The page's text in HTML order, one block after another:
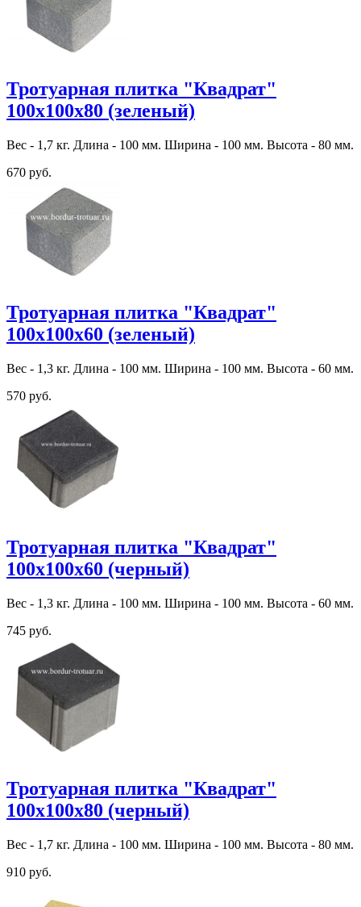
Тротуарная плитка "Квадрат"
100х100х80 (зеленый)
Вес - 1,7 кг. Длина - 100 мм. Ширина - 100 мм. Высота - 80 мм.
670 руб.
Тротуарная плитка "Квадрат"
100х100х60 (зеленый)
Вес - 1,3 кг. Длина - 100 мм. Ширина - 100 мм. Высота - 60 мм.
570 руб.
Тротуарная плитка "Квадрат"
100х100х60 (черный)
Вес - 1,3 кг. Длина - 100 мм. Ширина - 100 мм. Высота - 60 мм.
745 руб.
Тротуарная плитка "Квадрат"
100х100х80 (черный)
Вес - 1,7 кг. Длина - 100 мм. Ширина - 100 мм. Высота - 80 мм.
910 руб.